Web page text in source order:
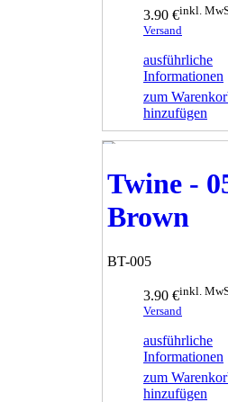
3.90 €inkl.
Versand
ausführliche
Informationen
zum
hinzufügen
Twine -
Brown
BT-005
3.90 €inkl.
Versand
ausführliche
Informationen
zum
hinzufügen